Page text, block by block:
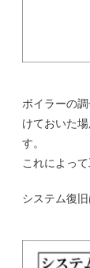
ボイラーの
けておいた
す。
これによっ
システム復